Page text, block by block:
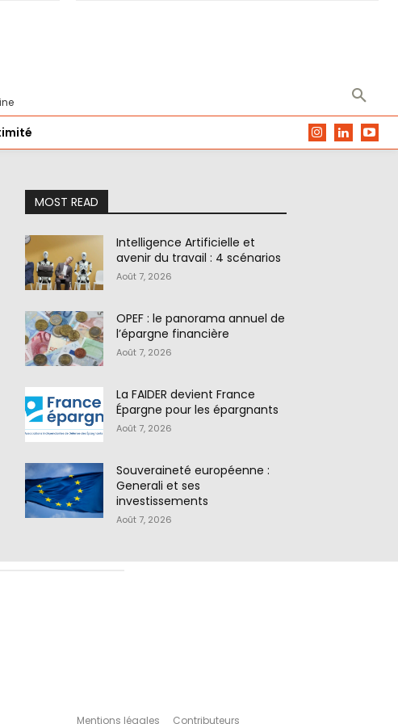
MOST READ
Intelligence Artificielle et
avenir du travail : 4 scénarios
Août 7, 2026
OPEF : le panorama annuel de
l’épargne financière
Août 7, 2026
La FAIDER devient France
Épargne pour les épargnants
Août 7, 2026
Souveraineté européenne :
Generali et ses
investissements
Août 7, 2026
Mentions légales Contributeurs